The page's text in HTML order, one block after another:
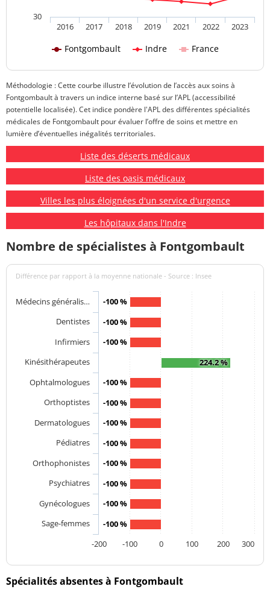
Fontgombault Indre France
2016 2017 2018 2019 2021 2022 2023
30
Méthodologie : Cette courbe illustre l’évolution de l’accès aux soins à
Fontgombault à travers un indice interne basé sur l’APL (accessibilité
potentielle localisée). Cet indice pondère l'APL des différentes spécialités
médicales de Fontgombault pour évaluer l’offre de soins et mettre en
lumière d’éventuelles inégalités territoriales.
Liste des déserts médicaux
Liste des oasis médicaux
Villes les plus éloignées d'un service d'urgence
Les hôpitaux dans l'Indre
Nombre de spécialistes à Fontgombault
Différence par rapport à la moyenne nationale - Source : Insee
-100 %
-100 %
-100 %
224.2 %
-100 %
-100 %
-100 %
-100 %
-100 %
-100 %
-100 %
-100 %
Médecins généralis…
Dentistes
Infirmiers
Kinésithérapeutes
Ophtalmologues
Orthoptistes
Dermatologues
Pédiatres
Orthophonistes
Psychiatres
Gynécologues
Sage-femmes
-100
0 100 200
-200 300
Spécialités absentes à Fontgombault